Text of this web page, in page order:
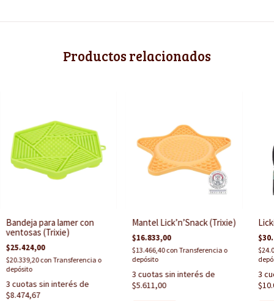
Productos relacionados
Bandeja para lamer con
ventosas (Trixie)
$25.424,00
$20.339,20conTransferencia o
depósito
3 cuotas sin interés de
$8.474,67
Mantel Lick’n’Snack (Trixie)
$16.833,00
$13.466,40conTransferencia o
depósito
3 cuotas sin interés de
$5.611,00
3